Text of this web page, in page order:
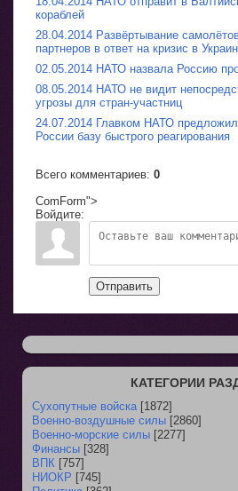
кораблей
28.04.2014 Развёртывание
партнеров в ответ на кризис в
02.05.2014 НАТО назвала Россию
08.05.2014 НАТО не видит
угрозы для стран-участниц
24.07.2014 Главком НАТО
России базу быстрого реагирования
Всего комментариев: 0
ComForm">
Войдите:
Отправить
КАТЕГОРИИ
Сухопутные войска [1872]
Военно-воздушные силы [2860]
Военно-морские силы [2277]
Финансы [328]
ВПК [757]
НИОКР [745]